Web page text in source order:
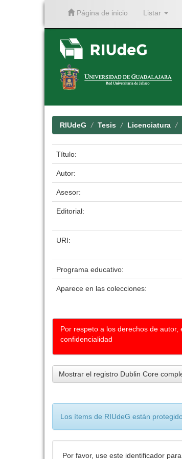
Página de inicio Listar
RIUdeG Tesis Licenciatura
Título:
Autor:
Asesor:
Editorial:
URI:
Programa educativo:
Aparece en las colecciones:
Por respeto a los derechos de
confidencialidad
Mostrar el registro Dublin Core
Los ítems de RIUdeG están
Por favor, use este identificador